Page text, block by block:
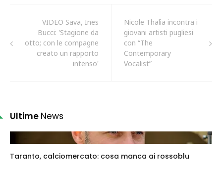
VIDEO Sava, Ines
Bucci: 'Stagione da
otto; con le compagne
creato un rapporto
intenso'
Nicole Thalìa incontra i
giovani artisti pugliesi
con “The
Contemporary
Vocalist”
Ultime News
Taranto, calciomercato: cosa manca ai rossoblu